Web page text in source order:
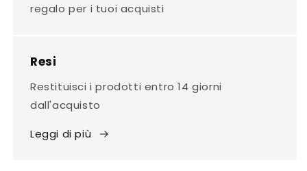
regalo per i tuoi acquisti
Resi
Restituisci i prodotti entro 14 giorni
dall'acquisto
Leggi di più